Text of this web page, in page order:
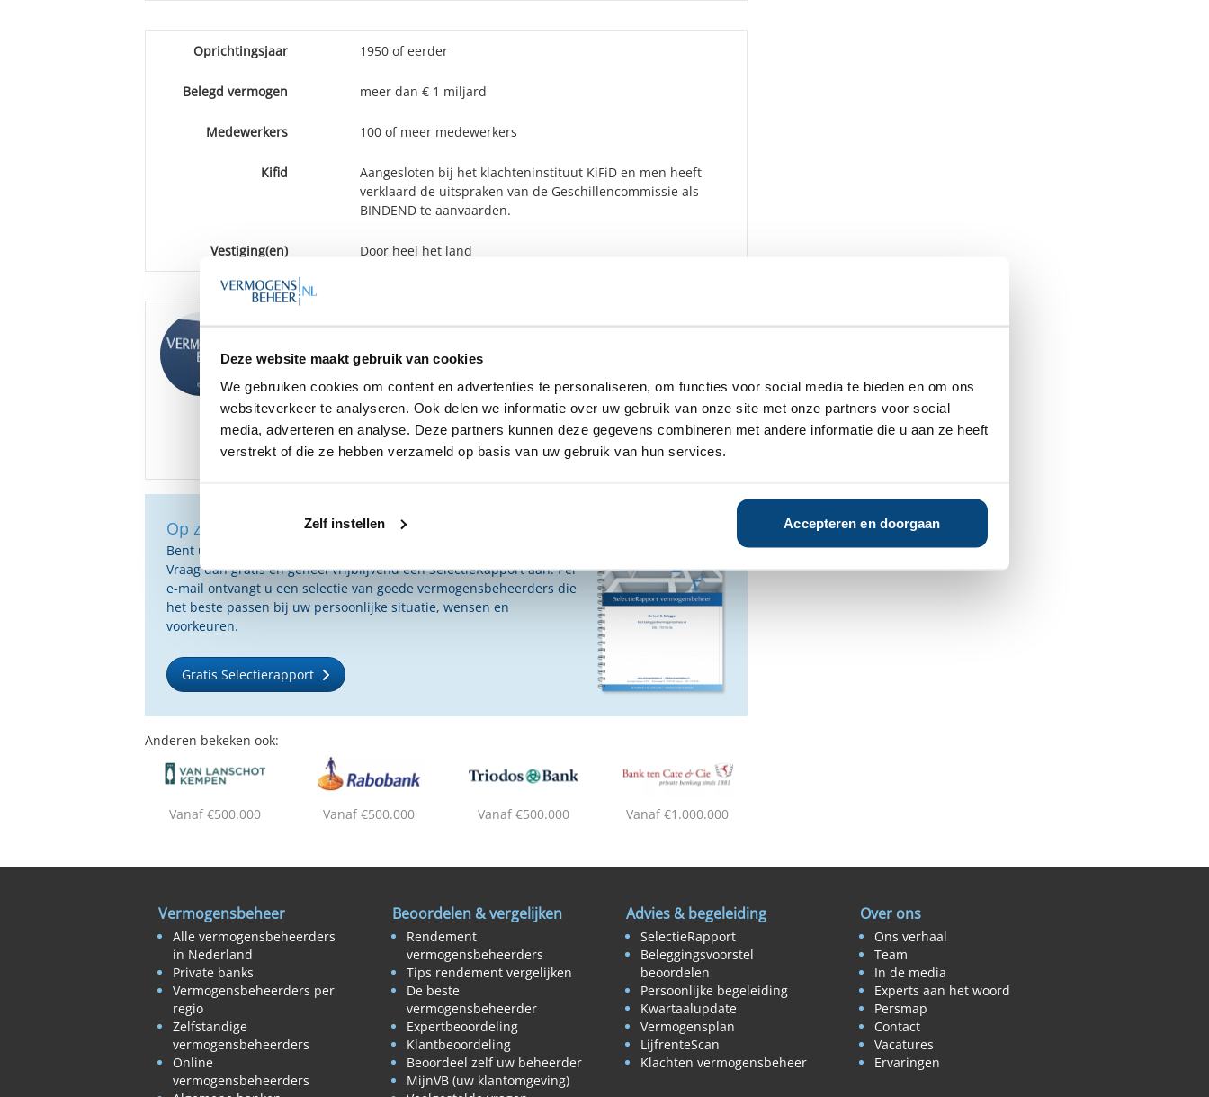
Deze website maakt gebruik van cookies
We gebruiken cookies om content en advertenties te personaliseren, om functies voor social media te bieden en om ons
websiteverkeer te analyseren. Ook delen we informatie over uw gebruik van onze site met onze partners voor social
media, adverteren en analyse. Deze partners kunnen deze gegevens combineren met andere informatie die u aan ze heeft
verstrekt of die ze hebben verzameld op basis van uw gebruik van hun services.
Zelf instellen Accepteren en doorgaan
Oprichtingsjaar 1950 of eerder
Belegd vermogen meer dan € 1 miljard
Medewerkers 100 of meer medewerkers
Kifid
Aangesloten bij het klachteninstituut KiFiD en men heeft
verklaard de uitspraken van de Geschillencommissie als
BINDEND te aanvaarden.
Vestiging(en) Door heel het land
Goedemiddag,
Private Banking gratis beschikbaar.
Bent u hier mogelijk in geïnteresseerd?
Nee
Ja
Op zoek naar de beste vermogensbeheerder?
Bent u op zoek naar de voor u beste vermogensbeheerder?
Vraag dan gratis en geheel vrijblijvend een SelectieRapport aan. Per
e-mail ontvangt u een selectie van goede vermogensbeheerders die
het beste passen bij uw persoonlijke situatie, wensen en
voorkeuren.
Gratis Selectierapport
Anderen bekeken ook:
Vanaf €500.000 Vanaf €500.000 Vanaf €500.000 Vanaf €1.000.000
Vermogensbeheer
Alle vermogensbeheerders
in Nederland
Private banks
Vermogensbeheerders per
regio
Zelfstandige
vermogensbeheerders
Online
vermogensbeheerders
Beoordelen & vergelijken
Rendement
vermogensbeheerders
Tips rendement vergelijken
De beste
vermogensbeheerder
Expertbeoordeling
Klantbeoordeling
Beoordeel zelf uw beheerder
MijnVB (uw klantomgeving)
Advies & begeleiding
SelectieRapport
Beleggingsvoorstel
beoordelen
Persoonlijke begeleiding
Kwartaalupdate
Vermogensplan
LijfrenteScan
Klachten vermogensbeheer
Over ons
Ons verhaal
Team
In de media
Experts aan het woord
Persmap
Contact
Vacatures
Ervaringen